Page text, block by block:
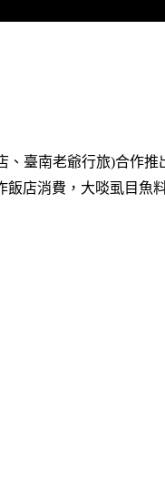
、臺南老爺行旅)合作推
飯店消費，大啖虱目魚